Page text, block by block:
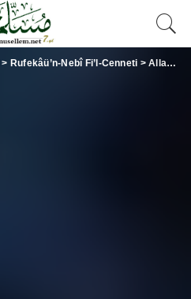
> Rufekâü’n-Nebî Fi’l-Cenneti >Allah’a ve Allah’ın Rasûlüne İtaat Eden Kişi [Rufekâü’n-Nebî Fi’l-Cenneti] (01)